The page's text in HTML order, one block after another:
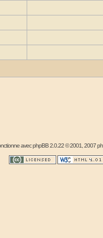
avecphpBB2.0.22 © 2001, 2007